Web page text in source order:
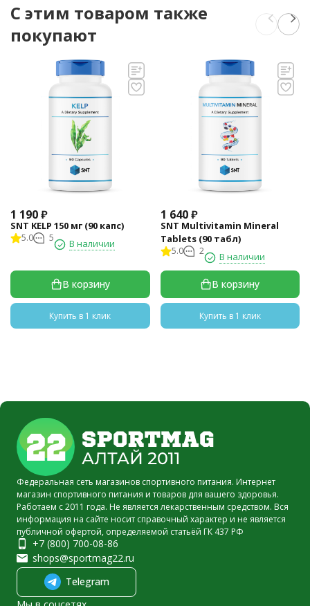
C этим товаром также
покупают
1 190₽
SNT KELP 150 мг (90 капс)
5.0 5 В наличии
В корзину
Купить в 1 клик
1 640 ₽
SNT Multivitamin Mineral
Tablets (90 табл)
5.0 2 В наличии
В корзину
Купить в 1 клик
Федеральная сеть магазинов спортивного питания. Интернет
магазин спортивного питания и товаров для вашего здоровья.
Работаем с 2011 года. Не является лекарственным средством. Вся
информация на сайте носит справочный характер и не является
публичной офертой, определяемой статьёй ГК 437 РФ
+7 (800) 700-08-86
shops@sportmag22.ru
Telegram